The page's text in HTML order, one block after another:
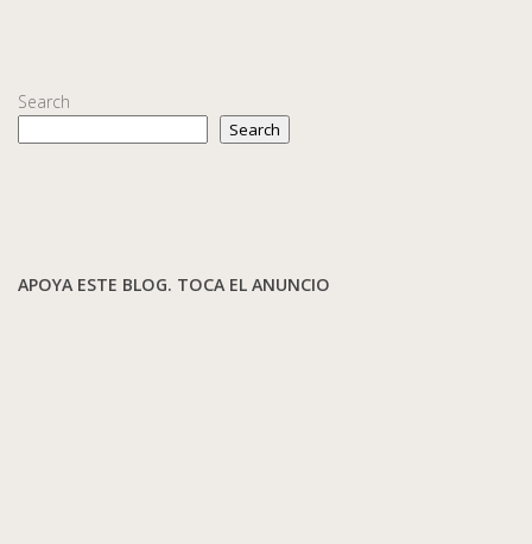
Search
Search
APOYA ESTE BLOG. TOCA EL ANUNCIO